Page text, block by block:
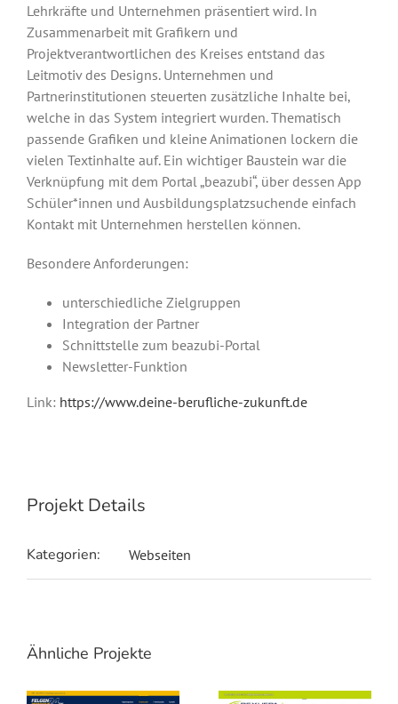
Lehrkräfte und Unternehmen präsentiert wird. In
Zusammenarbeit mit Grafikern und
Projektverantwortlichen des Kreises entstand das
Leitmotiv des Designs. Unternehmen und
Partnerinstitutionen steuerten zusätzliche Inhalte bei,
welche in das System integriert wurden. Thematisch
passende Grafiken und kleine Animationen lockern die
vielen Textinhalte auf. Ein wichtiger Baustein war die
Verknüpfung mit dem Portal „beazubi“, über dessen App
Schüler*innen und Ausbildungsplatzsuchende einfach
Kontakt mit Unternehmen herstellen können.
Besondere Anforderungen:
unterschiedliche Zielgruppen
Integration der Partner
Schnittstelle zum beazubi-Portal
Newsletter-Funktion
Link: https://www.deine-berufliche-zukunft.de
Projekt Details
Kategorien: Webseiten
Ähnliche Projekte